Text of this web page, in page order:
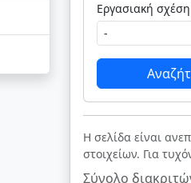
Εργασιακή σχέση
Η σελίδα είναι
στοιχείων. Για
Σύνολο